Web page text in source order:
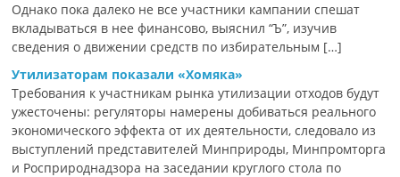
Однако пока далеко не все участники кампании спешат
вкладываться в нее финансово, выяснил “Ъ”, изучив
сведения о движении средств по избирательным […]
Утилизаторам показали «Хомяка»
Требования к участникам рынка утилизации отходов будут
ужесточены: регуляторы намерены добиваться реального
экономического эффекта от их деятельности, следовало из
выступлений представителей Минприроды, Минпромторга
и Росприроднадзора на заседании круглого стола по